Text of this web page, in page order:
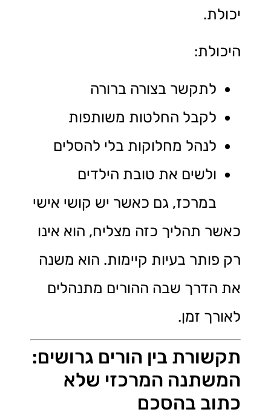
יכולת.
היכולת:
לתקשר בצורה ברורה
לקבל החלטות משותפות
לנהל מחלוקות בלי להסלים
ולשים את טובת הילדים
במרכז, גם כאשר יש קושי אישי
כאשר תהליך כזה מצליח, הוא אינו
רק פותר בעיות קיימות. הוא משנה
את הדרך שבה ההורים מתנהלים
לאורך זמן.
תקשורת בין הורים גרושים:
המשתנה המרכזי שלא
כתוב בהסכם